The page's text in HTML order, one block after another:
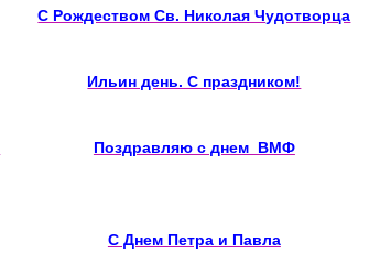
С Рождеством Св. Николая Чудотворца
Ильин день. С праздником!
Поздравляю с днем ВМФ
С Днем Петра и Павла